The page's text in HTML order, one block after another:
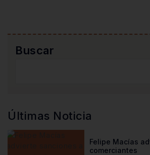
Buscar
Últimas Noticia
Felipe Macías
comerciantes